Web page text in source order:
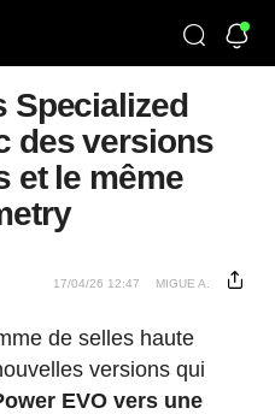
Specialized
des versions
et le même
17/04/26 12:47 MIGUE A.
de selles haute
versions qui
EVO vers une